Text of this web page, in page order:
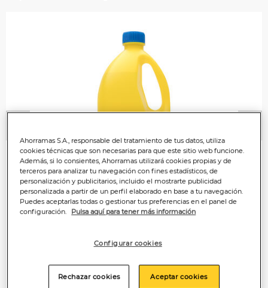
Ahorramas S.A., responsable del tratamiento de tus datos, utiliza
cookies técnicas que son necesarias para que este sitio web funcione.
Además, si lo consientes, Ahorramas utilizará cookies propias y de
terceros para analizar tu navegación con fines estadísticos, de
personalización y publicitarios, incluido el mostrarte publicidad
personalizada a partir de un perfil elaborado en base a tu navegación.
Puedes aceptarlas todas o gestionar tus preferencias en el panel de
configuración.
Pulsa aquí para tener más información
Configurar cookies
Rechazar cookies Aceptar cookies